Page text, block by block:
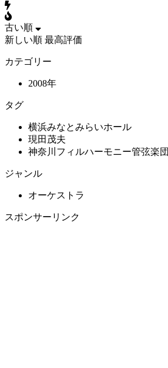
古い順
新しい順 最高評価
カテゴリー
2008年
タグ
横浜みなとみらいホール
現田茂夫
神奈川フィルハーモニー管弦楽団
ジャンル
オーケストラ
スポンサーリンク